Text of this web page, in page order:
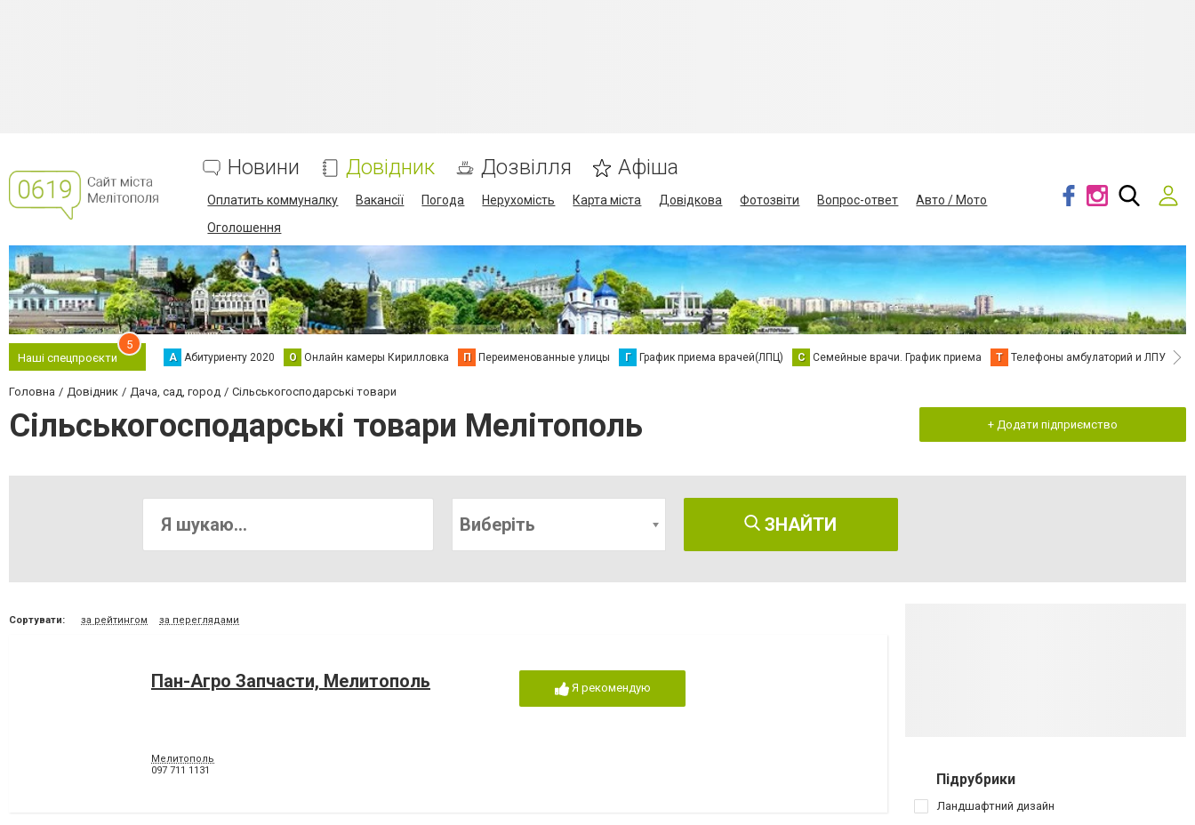
Новини Довідник Дозвілля Афіша
Оплатить коммуналку Вакансії Погода Нерухомість Карта міста Довідкова Фотозвіти Вопрос-ответ
Авто / Мото
Оголошення
Наші спецпроєкти
5
А Абитуриенту 2020 О Онлайн камеры Кирилловка П Переименованные улицы Г График приема врачей(ЛПЦ) С Семейные врачи. График приема Т Телефоны амбулаторий и ЛПУ В
Головна Довідник Дача, сад, город Сільськогосподарські товари
Сільськогосподарські товари Мелітополь + Додати підприємство
Виберіть ЗНАЙТИ
Сортувати: за рейтингом за переглядами
Пан-Агро Запчасти, Мелитополь
Мелитополь
097 711 1131
Я рекомендую
Підрубрики
Ландшафтний дизайн